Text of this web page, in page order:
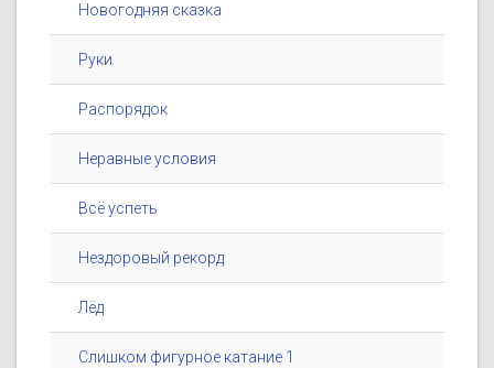
Новогодняя сказка
Руки
Распорядок
Неравные условия
Всё успеть
Нездоровый рекорд
Лёд
Слишком фигурное катание 1